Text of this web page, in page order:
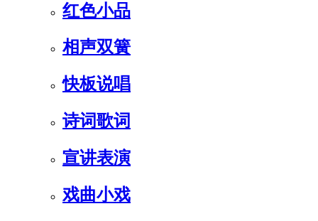
红色小品
相声双簧
快板说唱
诗词歌词
宣讲表演
戏曲小戏